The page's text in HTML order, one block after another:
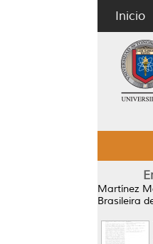
Inicio
Martínez
Brasileira